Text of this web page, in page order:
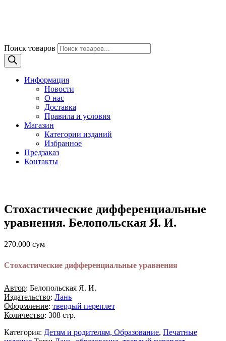
Поиск товаров
Информация
Новости
О нас
Доставка
Правила и условия
Магазин
Категории изданий
Избранное
Предзаказ
Контакты
Стохастические дифференциальные
уравнения. Белопольская Я. И.
270.000 сум
Стохастические дифференциальные уравнения
Автор: Белопольская Я. И.
Издательство: Лань
Оформление: твердый переплет
Количество: 308 стр.
Категория: Детям и родителям, Образование, Печатные